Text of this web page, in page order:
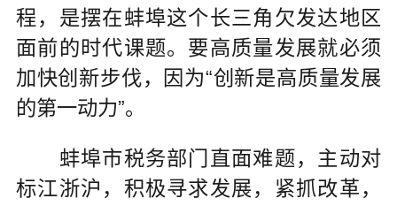
程，是摆在蚌埠这个长三角欠发达地区
面前的时代课题。要高质量发展就必须
加快创新步伐，因为“创新是高质量发展
的第一动力”。
蚌埠市税务部门直面难题，主动对
标江浙沪，积极寻求发展，紧抓改革，